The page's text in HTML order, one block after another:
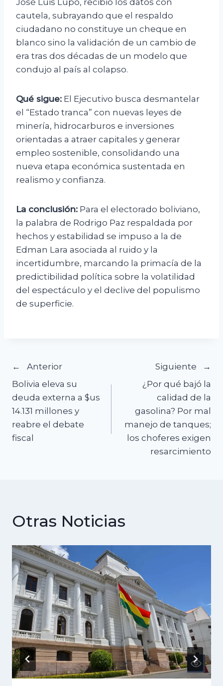
José Luis Lupo, recibió los datos con
cautela, subrayando que el respaldo
ciudadano no constituye un cheque en
blanco sino la validación de un cambio de
era tras dos décadas de un modelo que
condujo al país al colapso.
Qué sigue: El Ejecutivo busca desmantelar
el “Estado tranca” con nuevas leyes de
minería, hidrocarburos e inversiones
orientadas a atraer capitales y generar
empleo sostenible, consolidando una
nueva etapa económica sustentada en
realismo y confianza.
La conclusión: Para el electorado boliviano,
la palabra de Rodrigo Paz respaldada por
hechos y estabilidad se impuso a la de
Edman Lara asociada al ruido y la
incertidumbre, marcando la primacía de la
predictibilidad política sobre la volatilidad
del espectáculo y el declive del populismo
de superficie.
Navegación
de
entradas
Anterior
Bolivia eleva su
deuda externa a $us
14.131 millones y
reabre el debate
fiscal
Siguiente
¿Por qué bajó la
calidad de la
gasolina? Por mal
manejo de tanques;
los choferes exigen
resarcimiento
Otras Noticias